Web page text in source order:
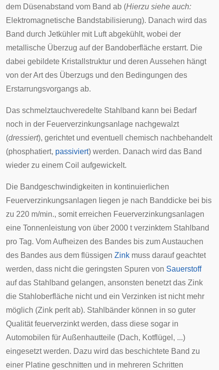
dem Düsenabstand vom Band ab (Hierzu siehe auch:
Elektromagnetische Bandstabilisierung). Danach wird das
Band durch Jetkühler mit Luft abgekühlt, wobei der
metallische Überzug auf der Bandoberfläche erstarrt. Die
dabei gebildete Kristallstruktur und deren Aussehen hängt
von der Art des Überzugs und den Bedingungen des
Erstarrungsvorgangs ab.
Das schmelztauchveredelte Stahlband kann bei Bedarf
noch in der Feuerverzinkungsanlage nachgewalzt
(dressiert), gerichtetund eventuell chemisch nachbehandelt
(phosphatiert, passiviert) werden. Danach wird das Band
wieder zu einem Coil aufgewickelt.
Die Bandgeschwindigkeiten in kontinuierlichen
Feuerverzinkungsanlagen liegen je nach Banddicke bei bis
zu 220 m/min., somit erreichen Feuerverzinkungsanlagen
eine Tonnenleistung von über 2000 t verzinktem Stahlband
pro Tag. Vom Aufheizen des Bandes bis zum Austauchen
des Bandes aus dem flüssigen Zink muss darauf geachtet
werden, dass nicht die geringsten Spuren von Sauerstoff
auf das Stahlband gelangen, ansonsten benetzt das Zink
die Stahloberfläche nicht und ein Verzinken ist nicht mehr
möglich (Zink perlt ab). Stahlbänder können in so guter
Qualität feuerverzinkt werden, dass diese sogar in
Automobilen für Außenhautteile (Dach, Kotflügel, ...)
eingesetzt werden. Dazu wird das beschichtete Band zu
einer Platine geschnitten und in mehreren Schritten